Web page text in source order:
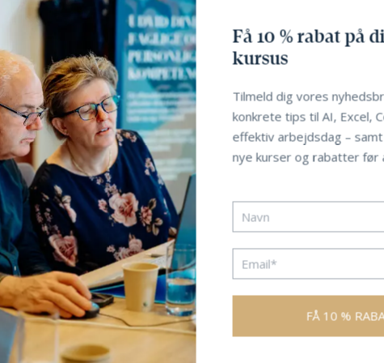
Få 10 % rabat på
kursus
Tilmeld dig vores
konkrete tips til AI, Excel,
effektiv arbejdsdag –
nye kurser og rabatter før